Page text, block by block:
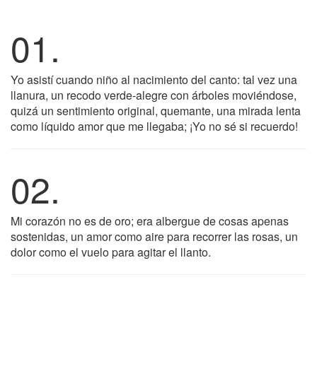
01.
Yo asistí cuando niño al nacimiento del canto: tal vez una
llanura, un recodo verde-alegre con árboles moviéndose,
quizá un sentimiento original, quemante, una mirada lenta
como líquido amor que me llegaba; ¡Yo no sé si recuerdo!
02.
Mi corazón no es de oro; era albergue de cosas apenas
sostenidas, un amor como aire para recorrer las rosas, un
dolor como el vuelo para agitar el llanto.